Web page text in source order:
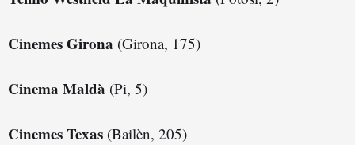
Cinemes Girona (Girona, 175)
Cinema Maldà (Pi, 5)
Cinemes Texas (Bailèn, 205)